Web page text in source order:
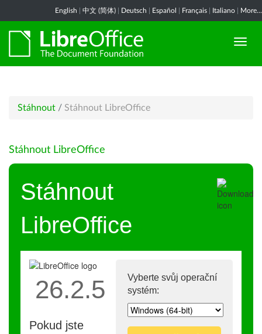
English 中文 (简体) Deutsch Español Français Italiano More...
Stáhnout / Stáhnout LibreOffice
Stáhnout LibreOffice
Stáhnout
LibreOffice
Vyberte svůj operační
systém:
26.2.5
Pokud jste